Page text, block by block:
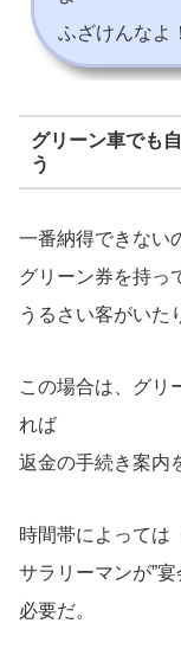
ふざけんなよ
グリーン車でも
う
一番納得できない
グリーン券を持っ
うるさい客がいた
この場合は、グリ
れば
返金の手続き案内
時間帯によっては
サラリーマンが”
必要だ。